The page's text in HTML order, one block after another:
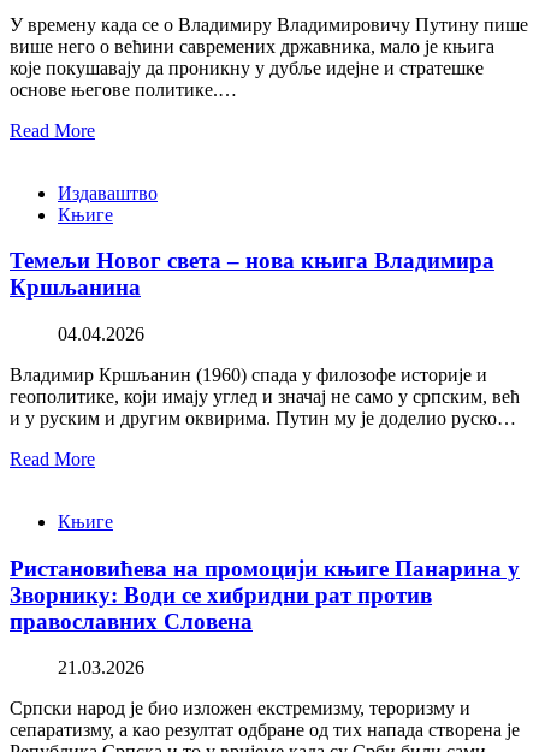
У времену када се о Владимиру Владимировичу Путину пише
више него о већини савремених државника, мало је књига
које покушавају да проникну у дубље идејне и стратешке
основе његове политике.…
Read More
Издаваштво
Књиге
Темељи Новог света – нова књига Владимира
Кршљанина
04.04.2026
Владимир Кршљанин (1960) спада у филозофе историје и
геополитике, који имају углед и значај не само у српским, већ
и у руским и другим оквирима. Путин му је доделио руско…
Read More
Књиге
Ристановићева на промоцији књиге Панарина у
Зворнику: Води се хибридни рат против
православних Словена
21.03.2026
Српски народ је био изложен екстремизму, тероризму и
сепаратизму, а као резултат одбране од тих напада створена је